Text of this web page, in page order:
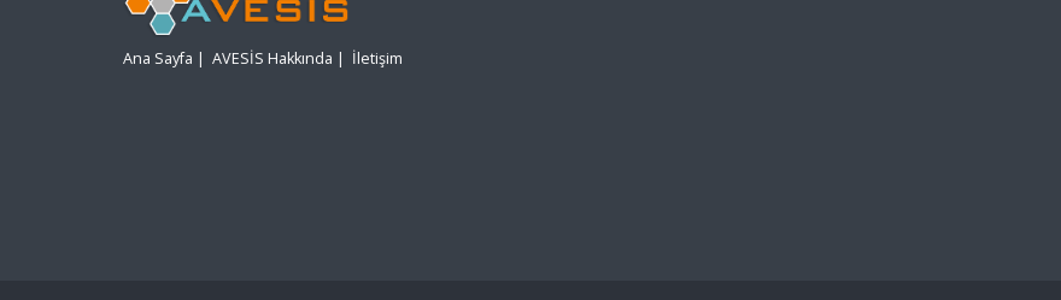
Ana Sayfa | AVESİS Hakkında | İletişim